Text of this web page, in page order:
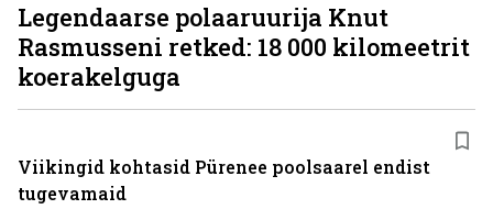
Legendaarse polaaruurija Knut
Rasmusseni retked: 18 000 kilomeetrit
koerakelguga
Viikingid kohtasid Pürenee poolsaarel endist
tugevamaid